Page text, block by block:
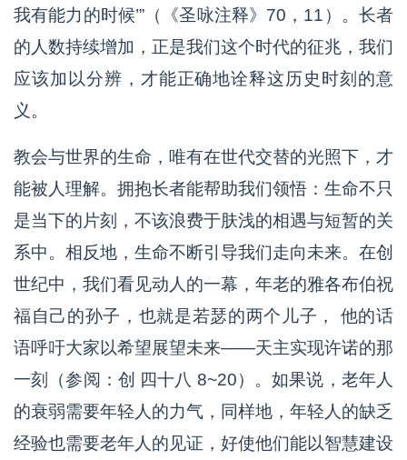
我有能力的时候’”（《圣咏注释》70，11）。长者
的人数持续增加，正是我们这个时代的征兆，我们
应该加以分辨，才能正确地诠释这历史时刻的意
义。
教会与世界的生命，唯有在世代交替的光照下，才
能被人理解。拥抱长者能帮助我们领悟：生命不只
是当下的片刻，不该浪费于肤浅的相遇与短暂的关
系中。相反地，生命不断引导我们走向未来。在创
世纪中，我们看见动人的一幕，年老的雅各布伯祝
福自己的孙子，也就是若瑟的两个儿子， 他的话
语呼吁大家以希望展望未来——天主实现许诺的那
一刻（参阅：创 四十八 8~20）。如果说，老年人
的衰弱需要年轻人的力气，同样地，年轻人的缺乏
经验也需要老年人的见证，好使他们能以智慧建设